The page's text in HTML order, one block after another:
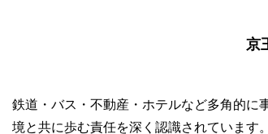
京
鉄道・バス・不動産・ホテルなど多角的に
境と共に歩む責任を深く認識されています